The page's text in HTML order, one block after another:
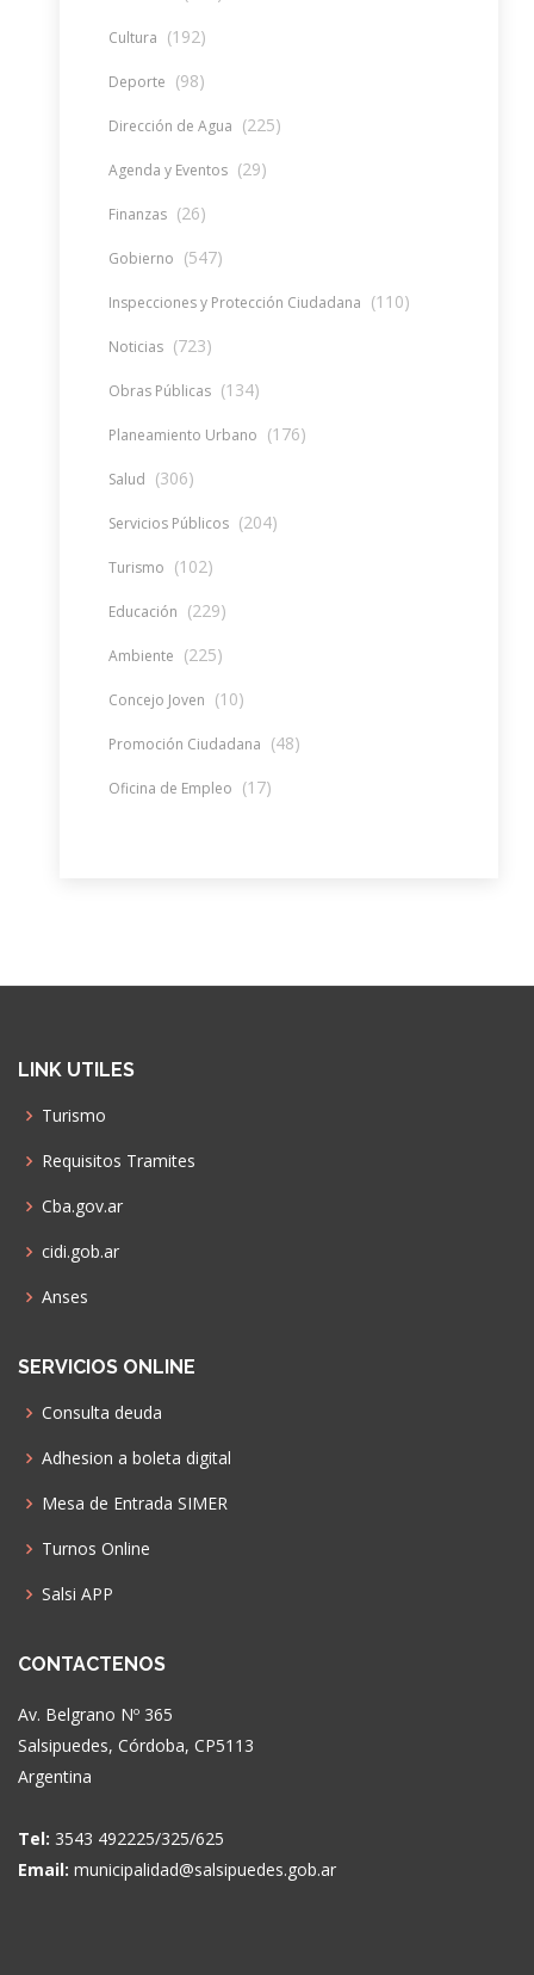
Cultura (192)
Deporte (98)
Dirección de Agua (225)
Agenda y Eventos (29)
Finanzas (26)
Gobierno (547)
Inspecciones y Protección Ciudadana (110)
Noticias (723)
Obras Públicas (134)
Planeamiento Urbano (176)
Salud (306)
Servicios Públicos (204)
Turismo (102)
Educación (229)
Ambiente (225)
Concejo Joven (10)
Promoción Ciudadana (48)
Oficina de Empleo (17)
LINK UTILES
Turismo
Requisitos Tramites
Cba.gov.ar
cidi.gob.ar
Anses
SERVICIOS ONLINE
Consulta deuda
Adhesion a boleta digital
Mesa de Entrada SIMER
Turnos Online
Salsi APP
CONTACTENOS
Av. Belgrano Nº 365
Salsipuedes, Córdoba, CP5113
Argentina
Tel: 3543 492225/325/625
Email: municipalidad@salsipuedes.gob.ar